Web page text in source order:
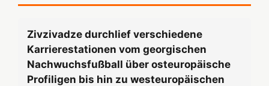
Zivzivadze durchlief verschiedene
Karrierestationen vom georgischen
Nachwuchsfußball über osteuropäische
Profiligen bis hin zu westeuropäischen